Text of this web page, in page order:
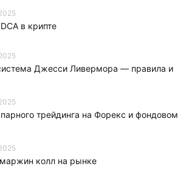
в крипте
Джесси Ливермора — правила и
трейдинга на Форекс и фондовом
колл на рынке